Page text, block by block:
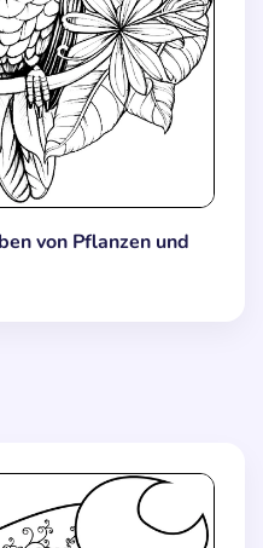
von Pflanzen und